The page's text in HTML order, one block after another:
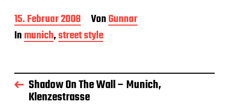
B
e
i
a
g
s
15. Februar 2008 VonGunnar
Inmunich,street style
Shadow On The Wall – Munich,
Klenzestrasse